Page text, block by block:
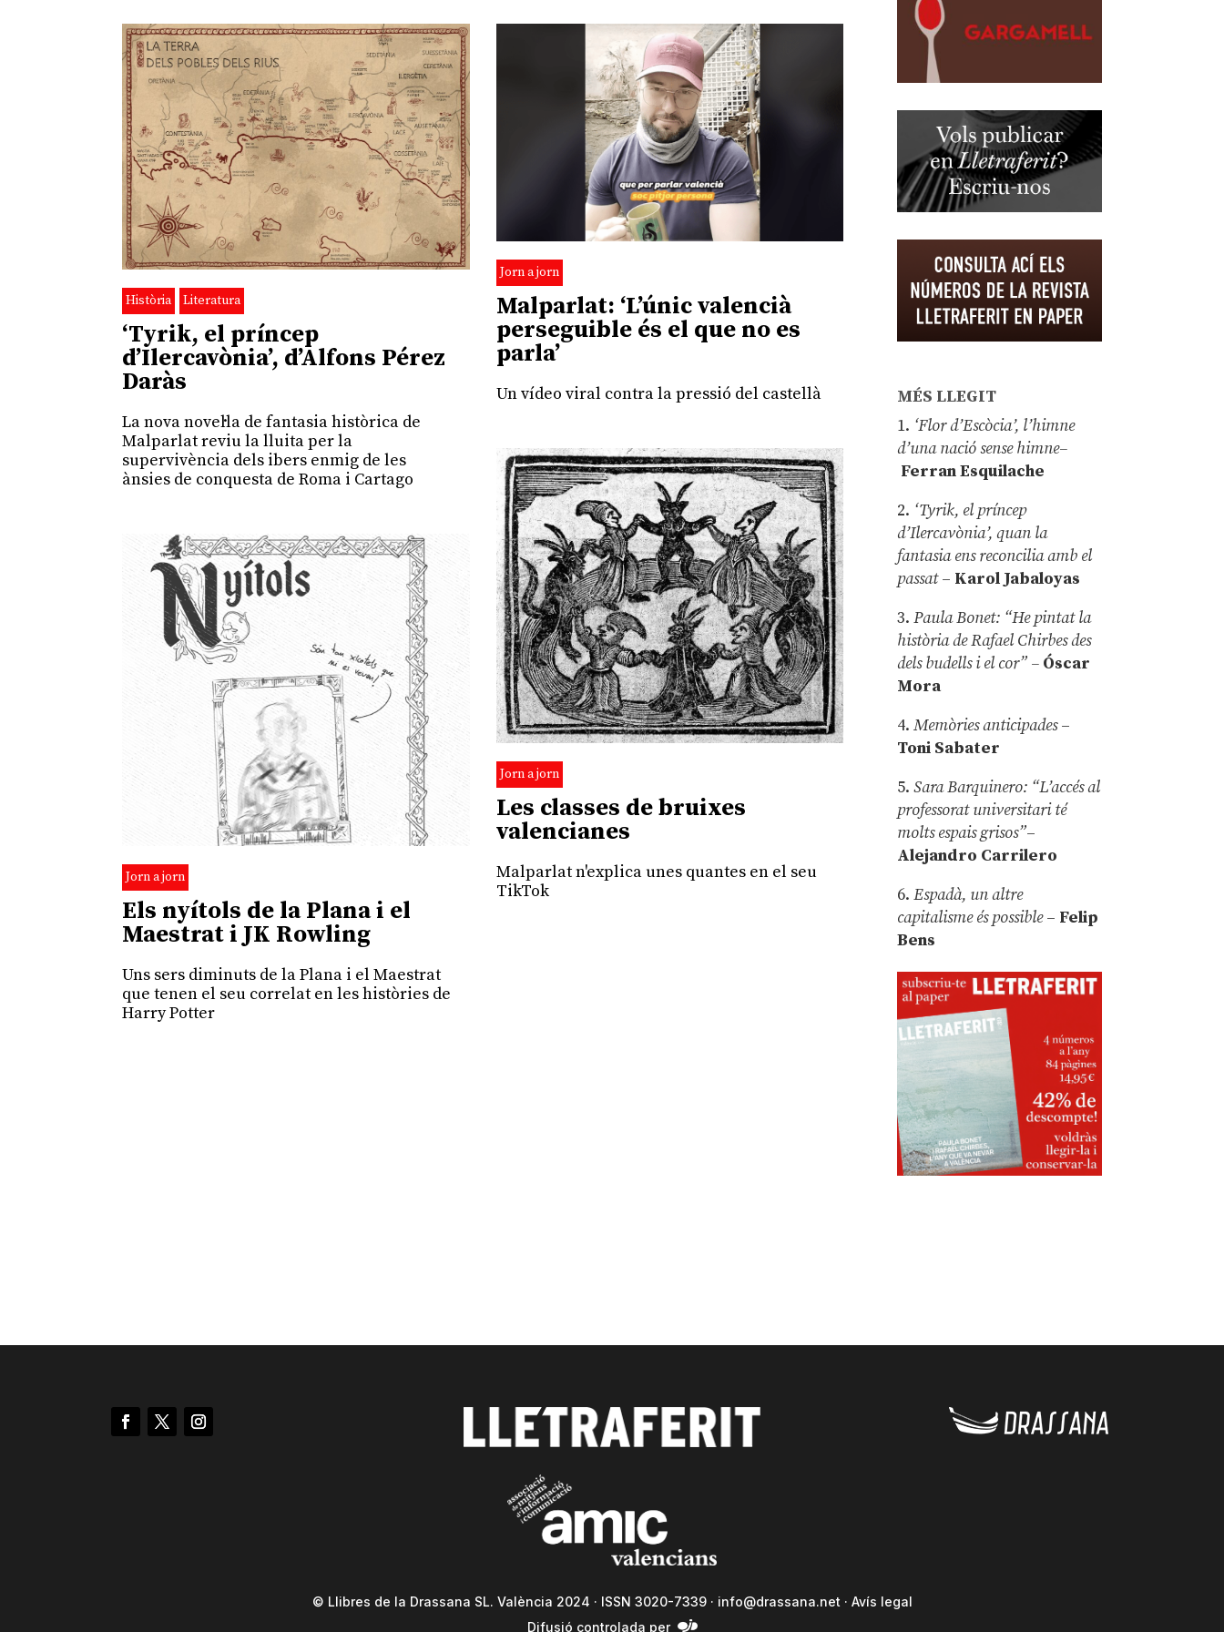
Història Literatura
‘Tyrik, el príncep
d’Ilercavònia’, d’Alfons Pérez
Daràs
La nova novel·la de fantasia històrica de
Malparlat reviu la lluita per la
supervivència dels ibers enmig de les
ànsies de conquesta de Roma i Cartago
Jorn a jorn
Malparlat: ‘L’únic valencià
perseguible és el que no es
parla’
Un vídeo viral contra la pressió del castellà
Jorn a jorn
Les classes de bruixes
valencianes
Malparlat n'explica unes quantes en el seu
TikTok
Jorn a jorn
Els nyítols de la Plana i el
Maestrat i JK Rowling
Uns sers diminuts de la Plana i el Maestrat
que tenen el seu correlat en les històries de
Harry Potter
MÉS LLEGIT
1. ‘Flor d’Escòcia’, l’himne
d’una nació sense himne–
Ferran Esquilache
2. ‘Tyrik, el príncep
d’Ilercavònia’, quan la
fantasia ens reconcilia amb el
passat– Karol Jabaloyas
3.Paula Bonet: “He pintat la
història de Rafael Chirbes des
dels budells i el cor” – Óscar
Mora
4.Memòries anticipades–
Toni Sabater
5.Sara Barquinero: “L’accés al
professorat universitari té
molts espais grisos”–
Alejandro Carrilero
6.Espadà, un altre
capitalisme és possible – Felip
Bens
© Llibres de la Drassana SL. València 2024 · ISSN 3020-7339 · info@drassana.net · Avís legal
Difusió controlada per